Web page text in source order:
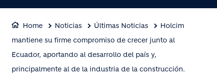
Home Noticias Últimas Noticias
Holcim
mantiene su firme compromiso de crecer junto al
Ecuador, aportando al desarrollo del país y,
principalmente al de la industria de la construcción.